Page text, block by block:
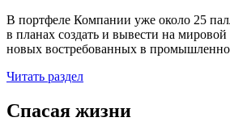
В портфеле Компании уже около 25
в планах создать и вывести на
новых востребованных в
Читать раздел
Спасая жизни